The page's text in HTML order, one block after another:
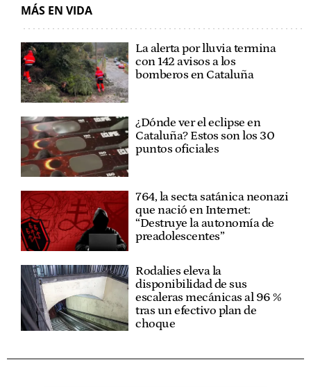
MÁS EN VIDA
La alerta por lluvia termina
con 142 avisos a los
bomberos en Cataluña
¿Dónde ver el eclipse en
Cataluña? Estos son los 30
puntos oficiales
764, la secta satánica neonazi
que nació en Internet:
“Destruye la autonomía de
preadolescentes”
Rodalies eleva la
disponibilidad de sus
escaleras mecánicas al 96 %
tras un efectivo plan de
choque